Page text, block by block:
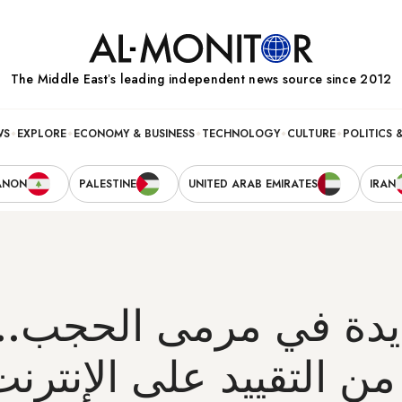
The Middle Eastʼs leading independent news source since 2012
POLITICS
CULTURE
TECHNOLOGY
ECONOMY & BUSINESS
EXPLORE
IRAN
UNITED ARAB EMIRATES
PALESTINE
في مرمى
التقييد على